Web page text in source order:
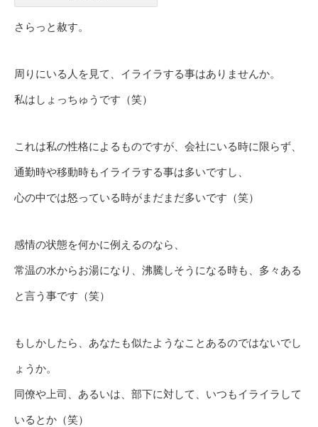
さらっと赦す。
周りにいる人を見て、イライラする事はありませんか。
私はしょっちゅうです（笑）
これは私の性格によるものですが、会社にいる時に限らず、
通勤時や移動時もイライラする事は多いですし、
心の中では怒っている時がまだまだ多いです（笑）
感情の状態を何かに例えるのなら、
常温の水からお湯になり、沸騰しそうになる時も、多々ある
と言う事です（笑）
もしかしたら、あなたも似たようなことあるのではないでし
ょうか。
同僚や上司、あるいは、部下に対して、いつもイライラして
いるとか（笑）